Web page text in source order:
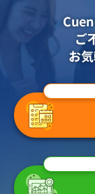
緊急参集・安否確
SNSプロモーショ
セキュリテ
デジタル
ご
お